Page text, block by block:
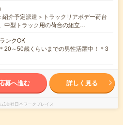
紹介予定派遣＞トラックリアボデー荷台
中型トラック用の荷台の組立…
ンクOK
20～50歳くらいまでの男性活躍中！＊3
募へ進む 詳しく見る
式会社日本ワークプレイス